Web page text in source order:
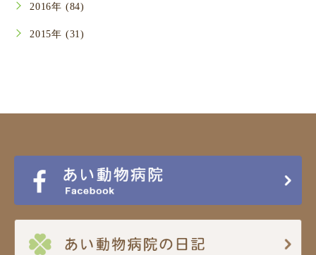
2016年 (84)
2015年 (31)